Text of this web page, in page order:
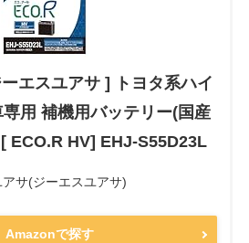
エスユアサ ] トヨタ系ハイ
用 補機用バッテリー(国産
ECO.R HV] EHJ-S55D23L
アサ(ジーエスユアサ)
Amazonで探す